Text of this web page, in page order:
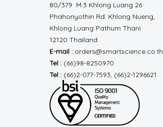
80/379 M.3 Khlong Luang 26
Phahonyothin Rd. Khlong Nueng,
Khlong Luang Pathum Thani
12120 Thailand
E-mail : orders@smartscience.co.th
Tel : (66)98-8250970
Tel : (66)2-077-7593, (66)2-1296621